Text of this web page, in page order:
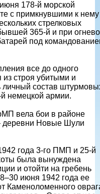
178-й морской
с примкнувшими к нему
стрелковых
365-й и при
под
все до одного
из строя убитыми и
личный состав
немецкой армии.
вела бои в районе
деревни Новые Шули
года 3-го ПМП и 25-й
была вынуждена
и отойти на гребень
июня 1942 года ее
Каменоломенного